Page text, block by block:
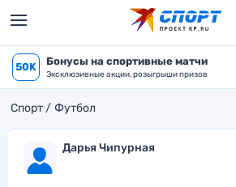
50K Бонусы на спортивные матчи
Эксклюзивные акции, розыгрыши призов
Спорт Футбол
Дарья Чипурная